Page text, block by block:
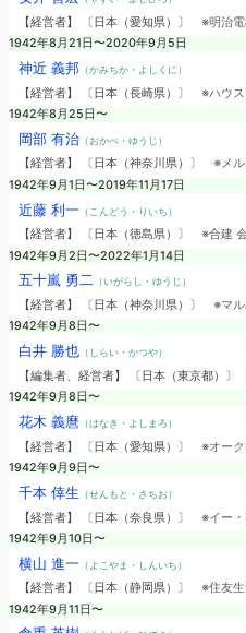
【経営者】 〔日本（愛知県）〕 ※明治
1942年8月21日〜2020年9月5日
神近 義邦（かみちか・よしくに）
【経営者】 〔日本（長崎県）〕 ※ハウ
1942年8月25日〜
岡部 有治（おかべ・ゆうじ）
【経営者】 〔日本（神奈川県）〕 ※メ
1942年9月1日〜2019年11月17日
近藤 利一（こんどう・りいち）
【経営者】 〔日本（徳島県）〕 ※合建
1942年9月2日〜2022年1月14日
五十嵐 勇二（いがらし・ゆうじ）
【経営者】 〔日本（神奈川県）〕 ※マ
1942年9月8日〜
白井 勝也（しらい・かつや）
【編集者、経営者】 〔日本（東京都）〕
1942年9月8日〜
花木 義麿 （はなき・よしまろ）
【経営者】 〔日本（愛知県）〕 ※オー
1942年9月9日〜
千本 倖生 （せんもと・さちお）
【経営者】 〔日本（奈良県）〕 ※イー
1942年9月10日〜
横山 進一（よこやま・しんいち）
【経営者】 〔日本（静岡県）〕 ※住友
1942年9月11日〜